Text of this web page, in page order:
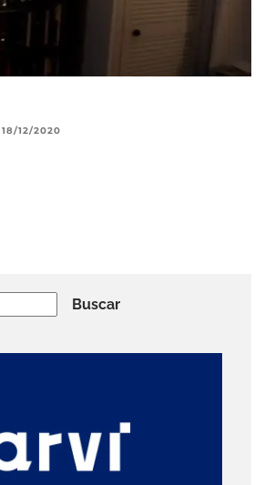
18/12/2020
Buscar